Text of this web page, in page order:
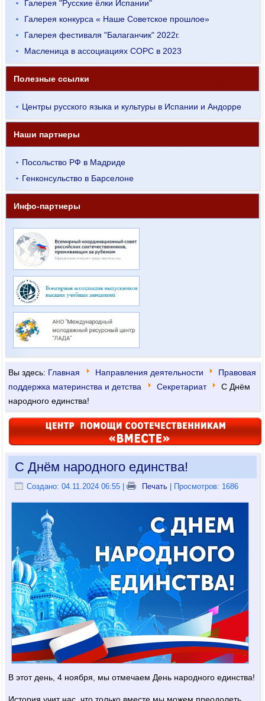
Галерея "Русские ёлки Испании"
Галерея конкурса « Наше Советское прошлое»
Галерея фестиваля "Балаганчик" 2022г.
Масленица в ассоциациях СОРС в 2023
Полезные ссылки
Центры русского языка и культуры в Испании и Андорре
Наши партнеры
Посольство РФ в Мадриде
Генконсульство в Барселоне
Инфо-партнеры
Вы здесь: Главная Направления деятельности
Правовая
поддержка материнства и детства
Секрeтариат
С Днём
народного единства!
С Днём народного единства!
Создано: 04.11.2024 06:55 | Печать | Просмотров: 1686
В этот день, 4 ноября, мы отмечаем День народного единства!
История учит нас, что только вместе мы можем преодолеть